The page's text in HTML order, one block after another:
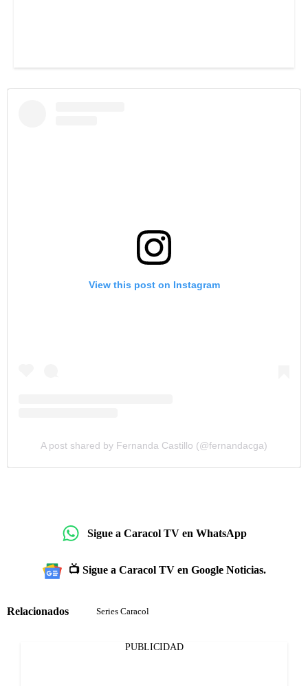
View this post on Instagram
A post shared by Fernanda Castillo (@fernandacga)
Sigue a Caracol TV en WhatsApp
📺 Sigue a Caracol TV en Google Noticias.
Relacionados Series Caracol
PUBLICIDAD